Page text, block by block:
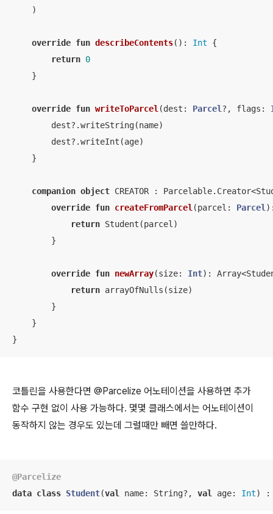
    )
override fun describeContents() : Int {
return 0
    }
override fun writeToParcel (dest: Parcel ?, flags:
        dest?.writeString(name)
        dest?.writeInt(age)
    }
companion object CREATOR :
override fun createFromParcel (parcel: Parcel )
return Student(parcel)
        }
override fun newArray(size: Int) :
return arrayOfNulls(size)
        }
    }
}
코틀린을 사용한다면 @Parcelize 어노테이션을 사용하면 추가
함수 구현 없이 사용 가능하다. 몇몇 클래스에서는 어노테이션이
동작하지 않는 경우도 있는데 그럴때만 빼면 쓸만하다.
@Parcelize
data class Student(val name: String?, val age: Int) :